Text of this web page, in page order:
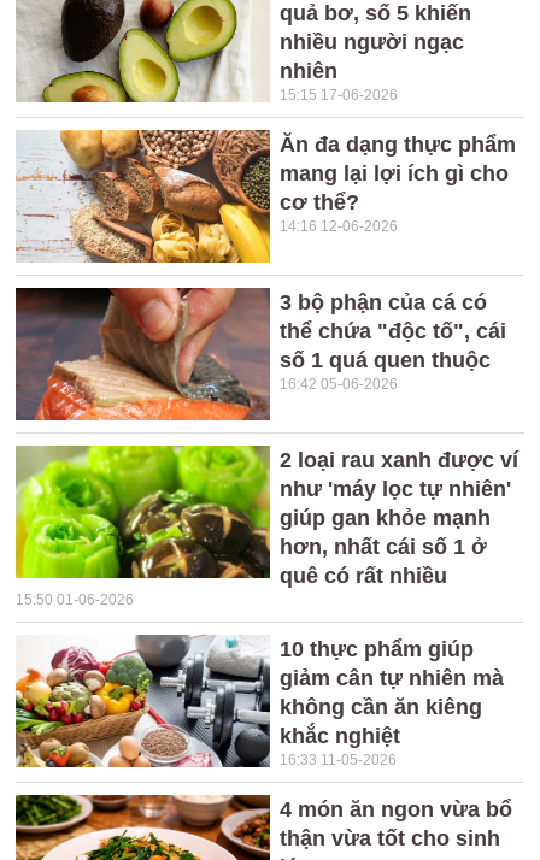
quả bơ, số 5 khiến
nhiều người ngạc
nhiên
15:15 17-06-2026
Ăn đa dạng thực phẩm
mang lại lợi ích gì cho
cơ thể?
14:16 12-06-2026
3 bộ phận của cá có
thể chứa "độc tố", cái
số 1 quá quen thuộc
16:42 05-06-2026
2 loại rau xanh được ví
như 'máy lọc tự nhiên'
giúp gan khỏe mạnh
hơn, nhất cái số 1 ở
quê có rất nhiều
15:50 01-06-2026
10 thực phẩm giúp
giảm cân tự nhiên mà
không cần ăn kiêng
khắc nghiệt
16:33 11-05-2026
4 món ăn ngon vừa bổ
thận vừa tốt cho sinh